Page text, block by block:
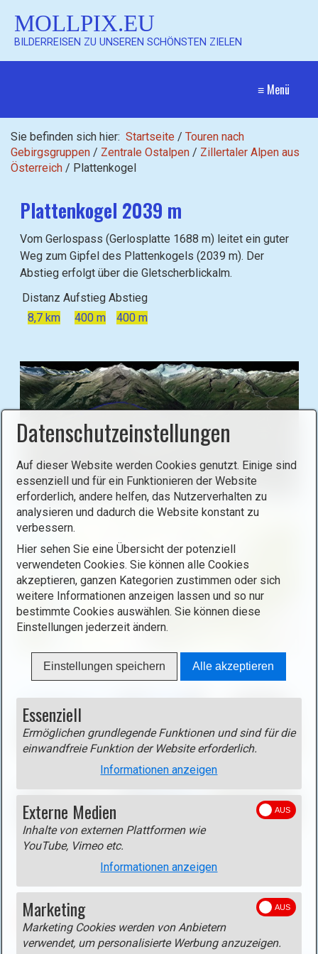
MOLLPIX.EU
BILDERREISEN ZU UNSEREN SCHÖNSTEN ZIELEN
≡ Menü
Sie befinden sich hier: Startseite / Touren nach
Gebirgsgruppen / Zentrale Ostalpen / Zillertaler Alpen aus
Österreich / Plattenkogel
Plattenkogel 2039 m
Vom Gerlospass (Gerlosplatte 1688 m) leitet ein guter
Weg zum Gipfel des Plattenkogels (2039 m). Der
Abstieg erfolgt über die Gletscherblickalm.
Distanz Aufstieg Abstieg
8,7 km
400 m 400 m
B
d
i
n
L
i
x
ö
f
n
o
i
m
B
i
l
i
n
L
t
o
x
f
Track
Track als gpx-Datei
(rechte Maustaste - Ziel speichern
ZURÜCK
Datenschutzeinstellungen
Auf dieser Website werden Cookies genutzt. Einige sind
essenziell und für ein Funktionieren der Website
erforderlich, andere helfen, das Nutzerverhalten zu
analysieren und dadurch die Website konstant zu
verbessern.
Hier sehen Sie eine Übersicht der potenziell
verwendeten Cookies. Sie können alle Cookies
akzeptieren, ganzen Kategorien zustimmen oder sich
weitere Informationen anzeigen lassen und so nur
bestimmte Cookies auswählen. Sie können diese
Einstellungen jederzeit ändern.
Einstellungen speichern Alle akzeptieren
Essenziell
Ermöglichen grundlegende Funktionen und sind für die
einwandfreie Funktion der Website erforderlich.
Informationen anzeigen
Externe Medien
Inhalte von externen Plattformen wie
YouTube, Vimeo etc.
Informationen anzeigen
Marketing
Marketing Cookies werden von Anbietern
verwendet, um personalisierte Werbung anzuzeigen.